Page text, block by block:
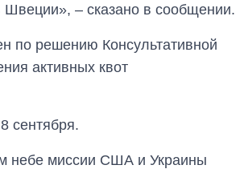
Швеции», – сказано в сообщении.
по решению Консультативной
активных квот
сентября.
небе миссии США и Украины